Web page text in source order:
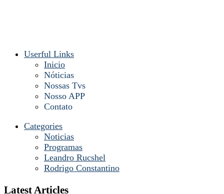
Userful Links
Inicio
Nóticias
Nossas Tvs
Nosso APP
Contato
Categories
Noticias
Programas
Leandro Rucshel
Rodrigo Constantino
Latest Articles